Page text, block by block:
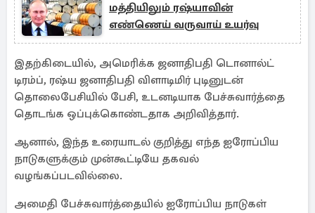
மத்தியிலும் ரஷ்யாவின்
எண்ணெய் வருவாய் உயர்வு
இதற்கிடையில், அமெரிக்க ஜனாதிபதி டொனால்ட்
டிரம்ப், ரஷ்ய ஜனாதிபதி விளாடிமிர் புடினுடன்
தொலைபேசியில் பேசி, உடனடியாக பேச்சுவார்த்தை
தொடங்க ஒப்புக்கொண்டதாக அறிவித்தார்.
ஆனால், இந்த உரையாடல் குறித்து எந்த ஐரோப்பிய
நாடுகளுக்கும் முன்கூட்டியே தகவல்
வழங்கப்படவில்லை.
அமைதி பேச்சுவார்த்தையில் ஐரோப்பிய நாடுகள்